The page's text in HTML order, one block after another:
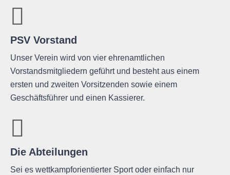
PSV Vorstand
Unser Verein wird von vier ehrenamtlichen
Vorstandsmitgliedern geführt und besteht aus einem
ersten und zweiten Vorsitzenden sowie einem
Geschäftsführer und einen Kassierer.
Die Abteilungen
Sei es wettkampforientierter Sport oder einfach nur